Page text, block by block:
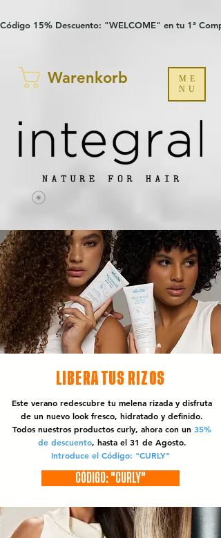
Código 15% Descuento: "WELCOME" en tu 1ª
Warenkorb
ME
NU
LIBERA TUS RIZOS
Este verano redescubre tu melena rizada y disfruta
de un nuevo look fresco, hidratado y definido.
Todos nuestros productos curly, ahora con un 35%
de descuento, hasta el 31 de Agosto.
Introduce el Código: "CURLY"
CÓDIGO: "CURLY"